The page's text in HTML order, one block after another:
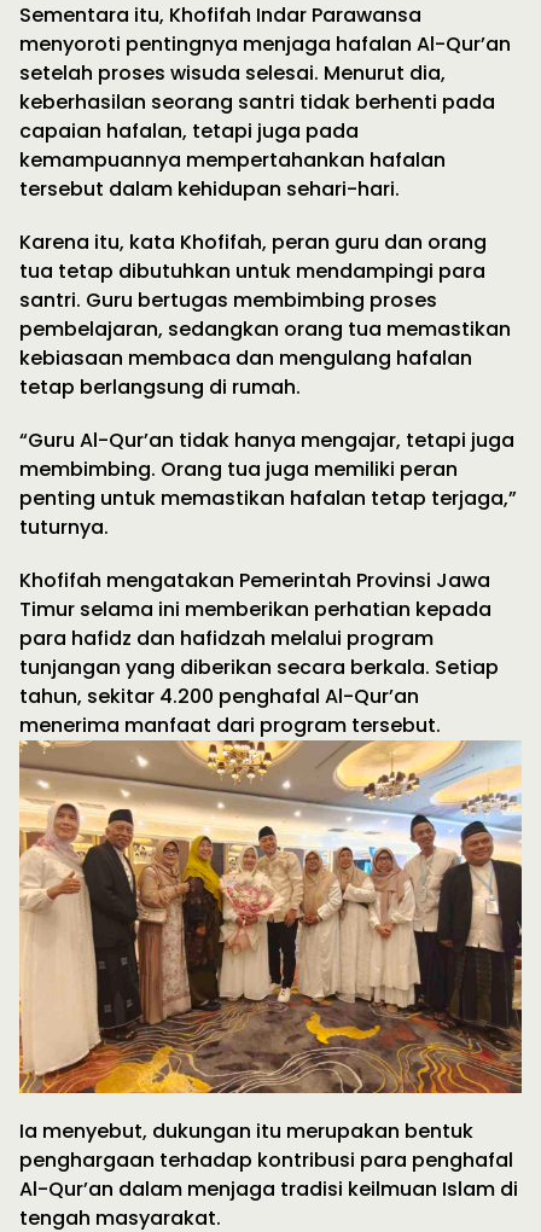
Sementara itu, Khofifah Indar Parawansa
menyoroti pentingnya menjaga hafalan Al-Qur’an
setelah proses wisuda selesai. Menurut dia,
keberhasilan seorang santri tidak berhenti pada
capaian hafalan, tetapi juga pada
kemampuannya mempertahankan hafalan
tersebut dalam kehidupan sehari-hari.
Karena itu, kata Khofifah, peran guru dan orang
tua tetap dibutuhkan untuk mendampingi para
santri. Guru bertugas membimbing proses
pembelajaran, sedangkan orang tua memastikan
kebiasaan membaca dan mengulang hafalan
tetap berlangsung di rumah.
“Guru Al-Qur’an tidak hanya mengajar, tetapi juga
membimbing. Orang tua juga memiliki peran
penting untuk memastikan hafalan tetap terjaga,”
tuturnya.
Khofifah mengatakan Pemerintah Provinsi Jawa
Timur selama ini memberikan perhatian kepada
para hafidz dan hafidzah melalui program
tunjangan yang diberikan secara berkala. Setiap
tahun, sekitar 4.200 penghafal Al-Qur’an
menerima manfaat dari program tersebut.
Ia menyebut, dukungan itu merupakan bentuk
penghargaan terhadap kontribusi para penghafal
Al-Qur’an dalam menjaga tradisi keilmuan Islam di
tengah masyarakat.